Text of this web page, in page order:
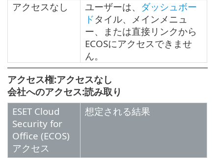
アクセスなし
ユーザーは、 ダッシュボー
ドタイル、メインメニュ
ー、または直接リンクから
ECOSにアクセスできませ
ん。
アクセス権:アクセスなし
会社へのアクセス:読み取り
ESET Cloud
Security for
Office (ECOS)
アクセス
想定される結果